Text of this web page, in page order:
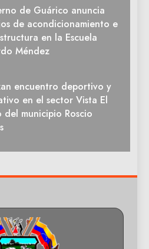
de Guárico anuncia
de acondicionamiento e
en la Escuela
Méndez
encuentro deportivo y
en el sector Vista El
del municipio Roscio